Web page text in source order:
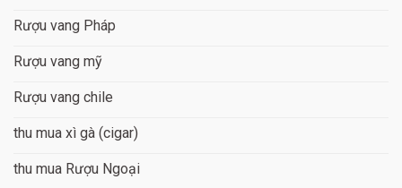
Rượu vang Pháp
Rượu vang mỹ
Rượu vang chile
thu mua xì gà (cigar)
thu mua Rượu Ngoại